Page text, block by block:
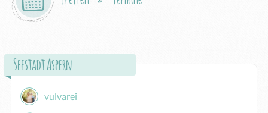
Seestadt Aspern
vulvarei